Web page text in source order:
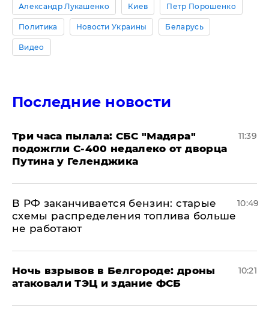
Александр Лукашенко Киев Петр Порошенко
Политика Новости Украины Беларусь
Видео
Последние новости
Три часа пылала: СБС "Мадяра"
подожгли С-400 недалеко от дворца
Путина у Геленджика
11:39
​В РФ заканчивается бензин: старые
схемы распределения топлива больше
не работают
10:49
​Ночь взрывов в Белгороде: дроны
атаковали ТЭЦ и здание ФСБ
10:21